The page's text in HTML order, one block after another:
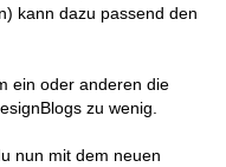
kann dazu passend den
ein oder anderen die
zu wenig.
nun mit dem neuen